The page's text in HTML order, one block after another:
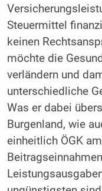
Steuermittel
keinen
möchte die
verländern und
unterschiedliche
Was er dabei
Burgenland, wie
einheitlich ÖGK